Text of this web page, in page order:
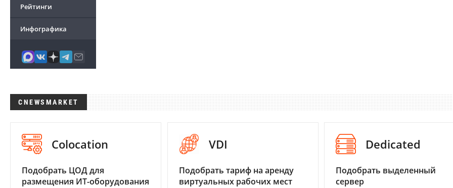
Рейтинги
Инфографика
CNEWSMARKET
Colocation
Подобрать ЦОД для
размещения ИТ-оборудования
VDI
Подобрать тариф на аренду
виртуальных рабочих мест
Dedicated
Подобрать выделенный
сервер